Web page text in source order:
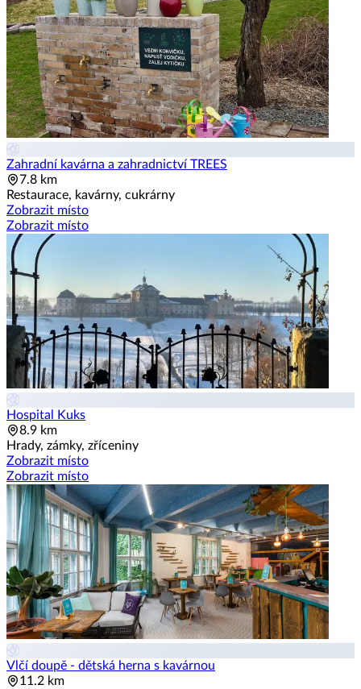
Zahradní kavárna a zahradnictví TREES
7.8 km
Restaurace, kavárny, cukrárny
Zobrazit místo
Zobrazit místo
Hospital Kuks
8.9 km
Hrady, zámky, zříceniny
Zobrazit místo
Zobrazit místo
Vlčí doupě - dětská herna s kavárnou
11.2 km